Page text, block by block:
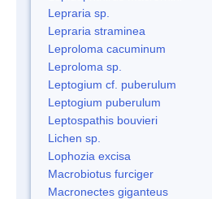
Lepraria sp.
Lepraria straminea
Leproloma cacuminum
Leproloma sp.
Leptogium cf. puberulum
Leptogium puberulum
Leptospathis bouvieri
Lichen sp.
Lophozia excisa
Macrobiotus furciger
Macronectes giganteus